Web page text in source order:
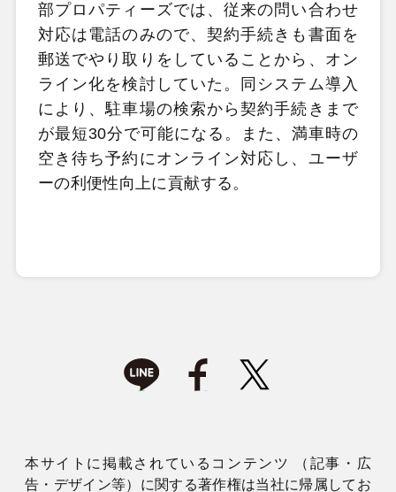
部プロパティーズでは、従来の問い合わせ
対応は電話のみので、契約手続きも書面を
郵送でやり取りをしていることから、オン
ライン化を検討していた。同システム導入
により、駐車場の検索から契約手続きまで
が最短30分で可能になる。また、満車時の
空き待ち予約にオンライン対応し、ユーザ
ーの利便性向上に貢献する。
本サイトに掲載されているコンテンツ （記事・広
告・デザイン等）に関する著作権は当社に帰属してお